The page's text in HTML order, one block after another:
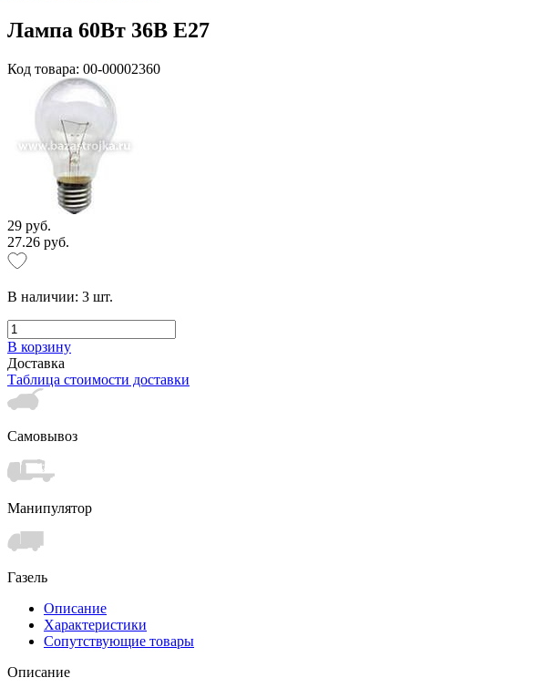
Лампа 60Вт 36В Е27
Код товара: 00-00002360
29 руб.
27.26 руб.
В наличии: 3 шт.
В корзину
Доставка
Таблица стоимости доставки
Самовывоз
Манипулятор
Газель
Описание
Характеристики
Сопутствующие товары
Описание